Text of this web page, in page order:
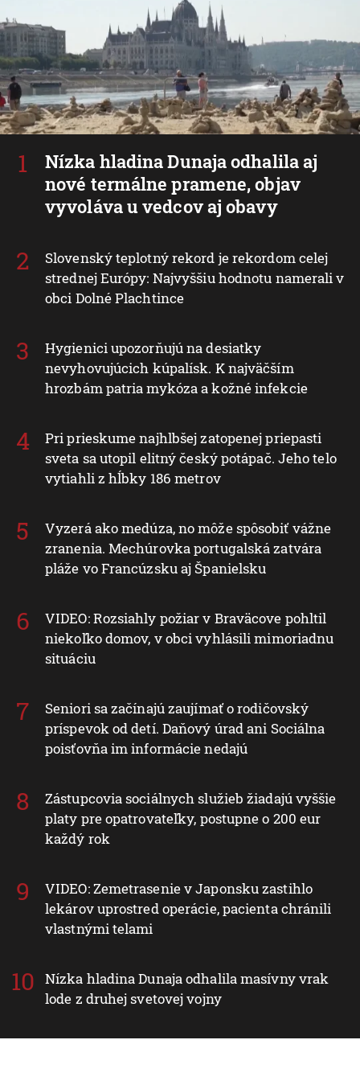
24 hodín
nové termálne pramene, objav
vyvoláva u vedcov aj obavy
strednej Európy: Najvyššiu hodnotu namerali v
obci Dolné Plachtince
nevyhovujúcich kúpalísk. K najväčším
hrozbám patria mykóza a kožné infekcie
sveta sa utopil elitný český potápač. Jeho telo
vytiahli z hĺbky 186 metrov
zranenia. Mechúrovka portugalská zatvára
pláže vo Francúzsku aj Španielsku
niekoľko domov, v obci vyhlásili mimoriadnu
situáciu
príspevok od detí. Daňový úrad ani Sociálna
poisťovňa im informácie nedajú
platy pre opatrovateľky, postupne o 200 eur
každý rok
lekárov uprostred operácie, pacienta chránili
vlastnými telami
3 dni